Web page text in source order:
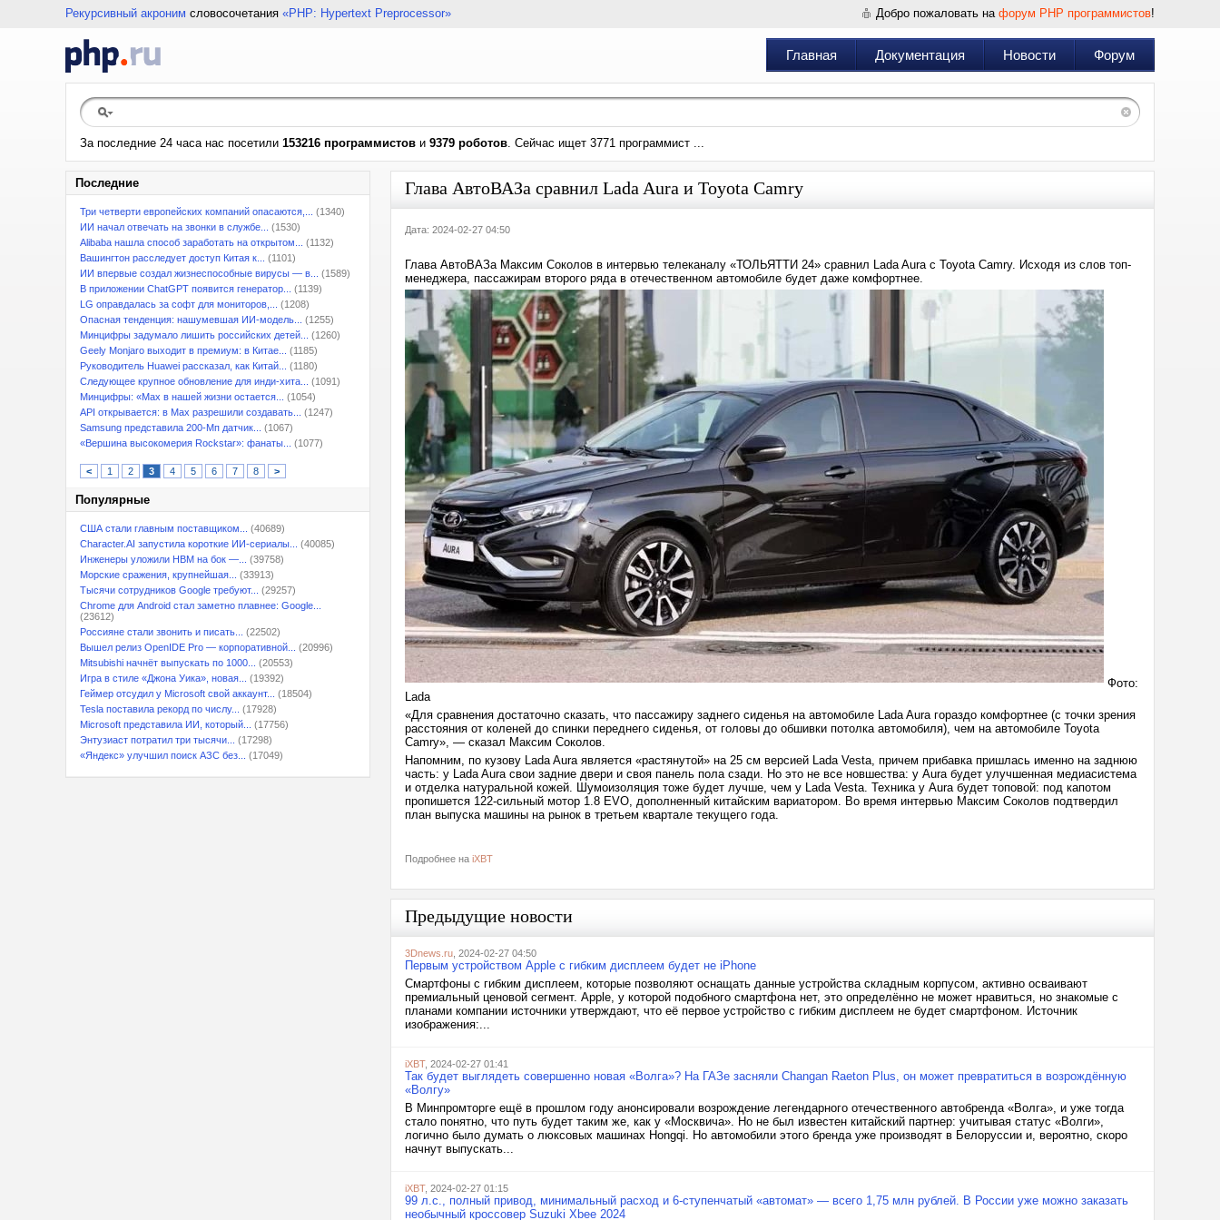
Рекурсивный акроним словосочетания «PHP: Hypertext Preprocessor» Добро пожаловать на форум PHP программистов!
Главная Документация Новости Форум
За последние 24 часа нас посетили 153216 программистов и 9379 роботов. Сейчас ищет 3771 программист ...
Последние
Три четверти европейских компаний опасаются,...
(1340)
ИИ начал отвечать на звонки в службе...
(1530)
Alibaba нашла способ заработать на открытом...
(1132)
Вашингтон расследует доступ Китая к...
(1101)
ИИ впервые создал жизнеспособные вирусы — в...
(1589)
В приложении ChatGPT появится генератор...
(1139)
LG оправдалась за софт для мониторов,...
(1208)
Опасная тенденция: нашумевшая ИИ-модель...
(1255)
Минцифры задумало лишить российских детей...
(1260)
Geely Monjaro выходит в премиум: в Китае...
(1185)
Руководитель Huawei рассказал, как Китай...
(1180)
Следующее крупное обновление для инди-хита...
(1091)
Минцифры: «Max в нашей жизни остается...
(1054)
API открывается: в Max разрешили создавать...
(1247)
Samsung представила 200-Мп датчик...
(1067)
«Вершина высокомерия Rockstar»: фанаты...
(1077)
< 1 2 3 4 5 6 7 8 >
Популярные
США стали главным поставщиком...
(40689)
Character.AI запустила короткие ИИ-сериалы...
(40085)
Инженеры уложили HBM на бок —...
(39758)
Морские сражения, крупнейшая...
(33913)
Тысячи сотрудников Google требуют...
(29257)
Chrome для Android стал заметно плавнее: Google...
(23612)
Россияне стали звонить и писать...
(22502)
Вышел релиз OpenIDE Pro — корпоративной...
(20996)
Mitsubishi начнёт выпускать по 1000...
(20553)
Игра в стиле «Джона Уика», новая...
(19392)
Геймер отсудил у Microsoft свой аккаунт...
(18504)
Tesla поставила рекорд по числу...
(17928)
Microsoft представила ИИ, который...
(17756)
Энтузиаст потратил три тысячи...
(17298)
«Яндекс» улучшил поиск АЗС без...
(17049)
Глава АвтоВАЗа сравнил Lada Aura и Toyota Camry
Дата: 2024-02-27 04:50
Глава АвтоВАЗа Максим Соколов в интервью телеканалу «ТОЛЬЯТТИ 24» сравнил Lada Aura с Toyota Camry. Исходя из слов топ-
менеджера, пассажирам второго ряда в отечественном автомобиле будет даже комфортнее.
Фото:
Lada
«Для сравнения достаточно сказать, что пассажиру заднего сиденья на автомобиле Lada Aura гораздо комфортнее (с точки зрения
расстояния от коленей до спинки переднего сиденья, от головы до обшивки потолка автомобиля), чем на автомобиле Toyota
Camry», — сказал Максим Соколов.
Напомним, по кузову Lada Aura является «растянутой» на 25 см версией Lada Vesta, причем прибавка пришлась именно на заднюю
часть: у Lada Aura свои задние двери и своя панель пола сзади. Но это не все новшества: у Aura будет улучшенная медиасистема
и отделка натуральной кожей. Шумоизоляция тоже будет лучше, чем у Lada Vesta. Техника у Aura будет топовой: под капотом
пропишется 122-сильный мотор 1.8 EVO, дополненный китайским вариатором. Во время интервью Максим Соколов подтвердил
план выпуска машины на рынок в третьем квартале текущего года.
Подробнее на iXBT
Предыдущие новости
3Dnews.ru , 2024-02-27 04:50
Первым устройством Apple с гибким дисплеем будет не iPhone
Смартфоны с гибким дисплеем, которые позволяют оснащать данные устройства складным корпусом, активно осваивают
премиальный ценовой сегмент. Apple, у которой подобного смартфона нет, это определённо не может нравиться, но знакомые с
планами компании источники утверждают, что её первое устройство с гибким дисплеем не будет смартфоном. Источник
изображения:...
iXBT, 2024-02-27 01:41
Так будет выглядеть совершенно новая «Волга»? На ГАЗе засняли Changan Raeton Plus, он может превратиться в возрождённую
«Волгу»
В Минпромторге ещё в прошлом году анонсировали возрождение легендарного отечественного автобренда «Волга», и уже тогда
стало понятно, что путь будет таким же, как у «Москвича». Но не был известен китайский партнер: учитывая статус «Волги»,
логично было думать о люксовых машинах Hongqi. Но автомобили этого бренда уже производят в Белоруссии и, вероятно, скоро
начнут выпускать...
iXBT, 2024-02-27 01:15
99 л.с., полный привод, минимальный расход и 6-ступенчатый «автомат» — всего 1,75 млн рублей. В России уже можно заказать
необычный кроссовер Suzuki Xbee 2024